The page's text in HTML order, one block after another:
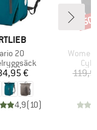
20
Pris€
4,9( 10)